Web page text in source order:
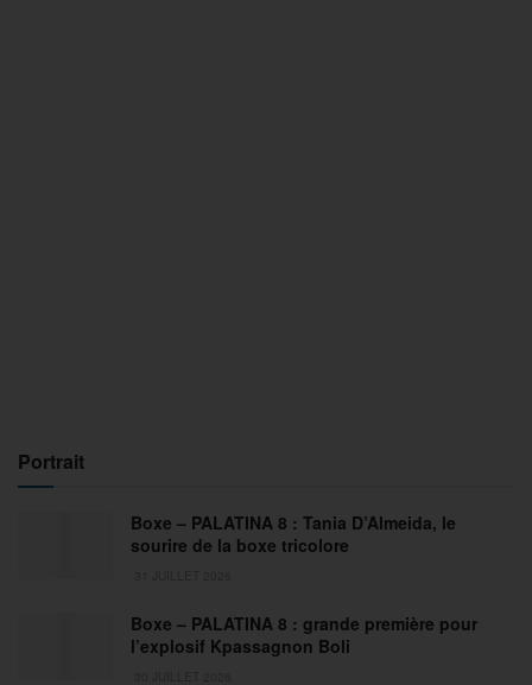
Portrait
Boxe – PALATINA 8 : Tania D’Almeida, le
sourire de la boxe tricolore
Boxe – PALATINA 8 : grande première pour
l’explosif Kpassagnon Boli